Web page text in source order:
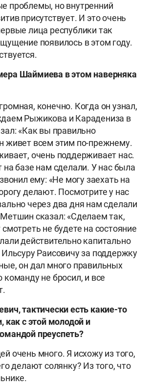
проблемы, но внутренний
присутствует. И это очень
лица республики так
появилось в этом году.
Шаймиева в этом наверняка
конечно. Когда он узнал,
Рыжикова и Карадениза в
«Как вы правильно
живет всем этим по-прежнему.
очень поддерживает нас.
на базе нам сделали. У нас была
ему: «Не могу заехать на
делают. Посмотрите у нас
через два дня нам сделали
сказал: «Сделаем так,
смотреть не будете на состояние
действительно капитально
Раисовичу за поддержку
он дал много правильных
команду не бросил, и все
тактически есть какие-то
как с этой молодой и
преуспеть?
очень много. Я исхожу из того,
делают солянку? Из того, что